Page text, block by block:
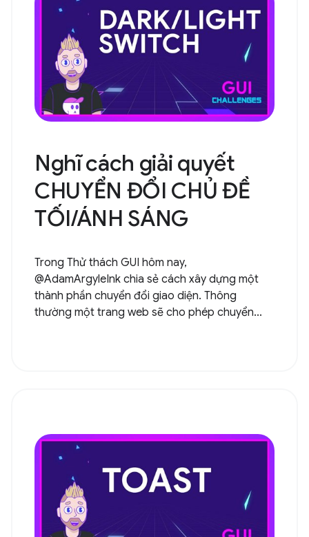
Nghĩ cách giải quyết
CHUYỂN ĐỔI CHỦ ĐỀ
TỐI/ÁNH SÁNG
Trong Thử thách GUI hôm nay,
@AdamArgyleInk chia sẻ cách xây dựng một
thành phần chuyển đổi giao diện. Thông
thường một trang web sẽ cho phép chuyển...